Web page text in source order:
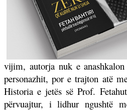
vijim, autorja nuk e
personazhit, por e trajton atë
Historia e jetës së Prof.
përvuajtur, i lidhur ngushtë